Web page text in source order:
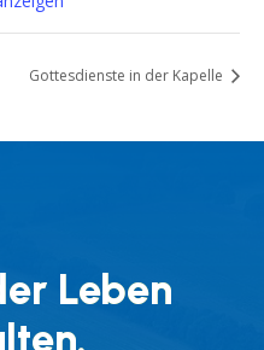
Gottesdienste in der Kapelle
Leben